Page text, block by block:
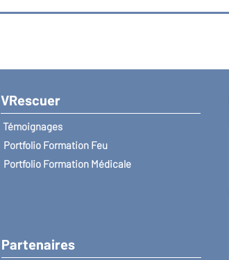
VRescuer
Témoignages
Portfolio Formation Feu
Portfolio Formation Médicale
Partenaires